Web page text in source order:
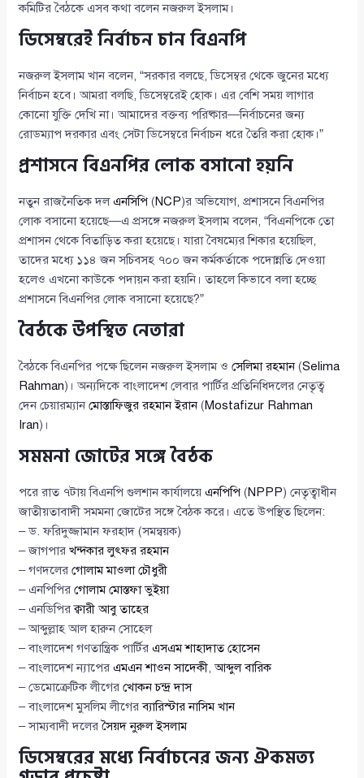
কমিটির বৈঠকে এসব কথা বলেন নজরুল ইসলাম।
ডিসেম্বরেই নির্বাচন চান বিএনপি
নজরুল ইসলাম খান বলেন, “সরকার বলছে, ডিসেম্বর থেকে জুনের মধ্যে
নির্বাচন হবে। আমরা বলছি, ডিসেম্বরেই হোক। এর বেশি সময় লাগার
কোনো যুক্তি দেখি না। আমাদের বক্তব্য পরিষ্কার—নির্বাচনের জন্য
রোডম্যাপ দরকার এবং সেটা ডিসেম্বরে নির্বাচন ধরে তৈরি করা হোক।”
প্রশাসনে বিএনপির লোক বসানো হয়নি
নতুন রাজনৈতিক দলএনসিপি (NCP)র অভিযোগ, প্রশাসনে বিএনপির
লোক বসানো হয়েছে—এ প্রসঙ্গে নজরুল ইসলাম বলেন, “বিএনপিকে তো
প্রশাসন থেকে বিতাড়িত করা হয়েছে। যারা বৈষম্যের শিকার হয়েছিল,
তাদের মধ্যে ১১৪ জন সচিবসহ ৭০০ জন কর্মকর্তাকে পদোন্নতি দেওয়া
হলেও এখনো কাউকে পদায়ন করা হয়নি। তাহলে কিভাবে বলা হচ্ছে
প্রশাসনে বিএনপির লোক বসানো হয়েছে?”
বৈঠকে উপস্থিত নেতারা
বৈঠকে বিএনপির পক্ষে ছিলেন নজরুল ইসলাম ওসেলিমা রহমান(Selima
Rahman)। অন্যদিকে বাংলাদেশ লেবার পার্টির প্রতিনিধিদলের নেতৃত্ব
দেন চেয়ারম্যানমোস্তাফিজুর রহমান ইরান(Mostafizur Rahman
Iran)।
সমমনা জোটের সঙ্গে বৈঠক
পরে রাত ৭টায় বিএনপি গুলশান কার্যালয়েএনপিপি (NPPP) নেতৃত্বাধীন
জাতীয়তাবাদী সমমনা জোটের সঙ্গে বৈঠক করে। এতে উপস্থিত ছিলেন:
– ড. ফরিদুজ্জামান ফরহাদ (সমন্বয়ক)
– জাগপারখন্দকার লুৎফর রহমান
– গণদলেরগোলাম মাওলা চৌধুরী
– এনপিপিরগোলাম মোস্তফা ভুইয়া
– এনডিপিরক্বারী আবু তাহের
– আব্দুল্লাহ আল হারুন সোহেল
– বাংলাদেশ গণতান্ত্রিক পার্টিরএসএম শাহাদাত হোসেন
– বাংলাদেশ ন্যাপেরএমএন শাওন সাদেকী,আব্দুল বারিক
– ডেমোক্রেটিক লীগেরখোকন চন্দ্র দাস
– বাংলাদেশ মুসলিম লীগেরব্যারিস্টার নাসিম খান
– সাম্যবাদী দলেরসৈয়দ নুরুল ইসলাম
ডিসেম্বরের মধ্যে নির্বাচনের জন্য ঐকমত্য